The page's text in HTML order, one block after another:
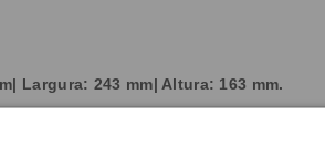
Largura: 243 mm| Altura: 163 mm.